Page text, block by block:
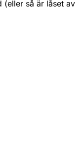
(eller så är låset av